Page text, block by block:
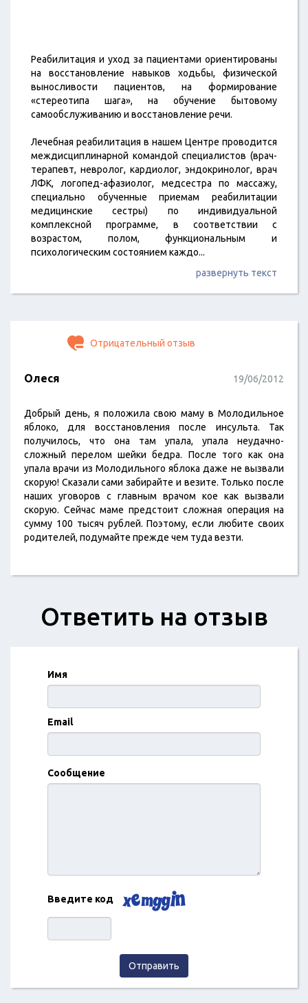
Реабилитация и уход за пациентами ориентированы
на восстановление навыков ходьбы, физической
выносливости пациентов, на формирование
«стереотипа шага», на обучение бытовому
самообслуживанию и восстановление речи.
Лечебная реабилитация в нашем Центре проводится
междисциплинарной командой специалистов (врач-
терапевт, невролог, кардиолог, эндокринолог, врач
ЛФК, логопед-афазиолог, медсестра по массажу,
специально обученные приемам реабилитации
медицинские сестры) по индивидуальной
комплексной программе, в соответствии с
возрастом, полом, функциональным и
психологическим состоянием каждо...
развернуть текст
Отрицательный отзыв
Олеся 19/06/2012
Добрый день, я положила свою маму в Молодильное
яблоко, для восстановления после инсульта. Так
получилось, что она там упала, упала неудачно-
сложный перелом шейки бедра. После того как она
упала врачи из Молодильного яблока даже не вызвали
скорую! Сказали сами забирайте и везите. Только после
наших уговоров с главным врачом кое как вызвали
скорую. Сейчас маме предстоит сложная операция на
сумму 100 тысяч рублей. Поэтому, если любите своих
родителей, подумайте прежде чем туда везти.
Ответить на отзыв
Имя
Email
Сообщение
Введите код
Отправить